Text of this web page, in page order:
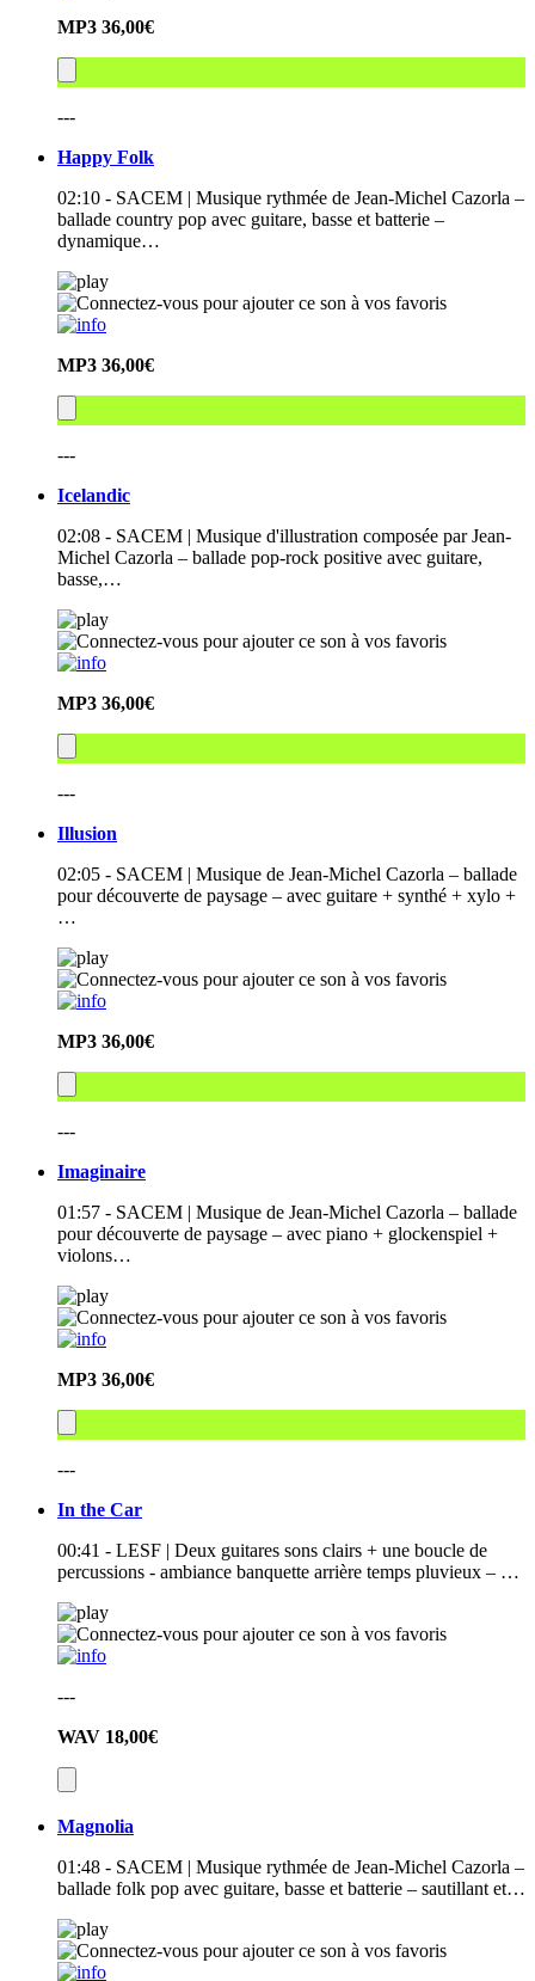
MP3 36,00€
---
Happy Folk
02:10 - SACEM | Musique rythmée de Jean-Michel Cazorla –
ballade country pop avec guitare, basse et batterie –
dynamique…
MP3 36,00€
---
Icelandic
02:08 - SACEM | Musique d'illustration composée par Jean-
Michel Cazorla – ballade pop-rock positive avec guitare,
basse,…
MP3 36,00€
---
Illusion
02:05 - SACEM | Musique de Jean-Michel Cazorla – ballade
pour découverte de paysage – avec guitare + synthé + xylo +
…
MP3 36,00€
---
Imaginaire
01:57 - SACEM | Musique de Jean-Michel Cazorla – ballade
pour découverte de paysage – avec piano + glockenspiel +
violons…
MP3 36,00€
---
In the Car
00:41 - LESF | Deux guitares sons clairs + une boucle de
percussions - ambiance banquette arrière temps pluvieux – …
---
WAV 18,00€
Magnolia
01:48 - SACEM | Musique rythmée de Jean-Michel Cazorla –
ballade folk pop avec guitare, basse et batterie – sautillant et…